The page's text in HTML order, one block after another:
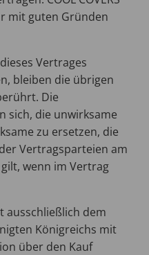
mit guten Gründen
Vertrages
bleiben die übrigen
Die
sich, die unwirksame
zu ersetzen, die
Vertragsparteien am
wenn im Vertrag
ausschließlich dem
Königreichs mit
über den Kauf